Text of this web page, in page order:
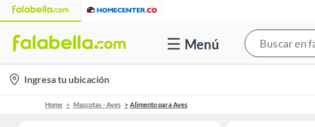
Menú
location-
icon
Ingresa tu ubicación
Home Mascotas - Aves Alimento para Aves